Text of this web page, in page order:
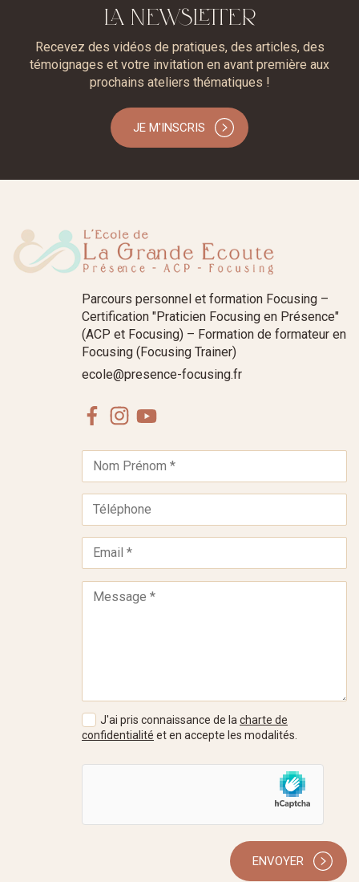
LA NEWSLETTER
Recevez des vidéos de pratiques, des articles, des
témoignages et votre invitation en avant première aux
prochains ateliers thématiques !
JE M'INSCRIS
Parcours personnel et formation Focusing –
Certification "Praticien Focusing en Présence"
(ACP et Focusing) – Formation de formateur en
Focusing (Focusing Trainer)
ecole@presence-focusing.fr
FacebookInstagram
J'ai pris connaissance de lacharte de
confidentialité et en accepte les modalités.
ENVOYER